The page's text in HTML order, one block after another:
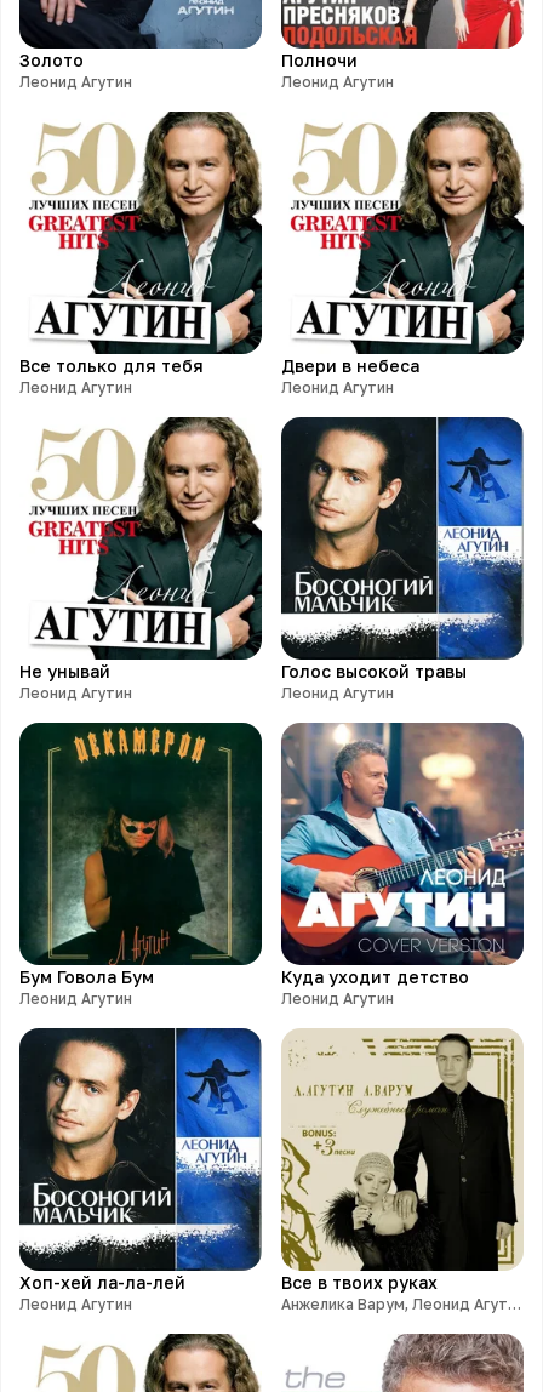
Золото
Леонид Агутин
Полночи
Леонид Агутин
Все только для тебя
Леонид Агутин
Двери в небеса
Леонид Агутин
Не унывай
Леонид Агутин
Голос высокой травы
Леонид Агутин
Бум Говола Бум
Леонид Агутин
Куда уходит детство
Леонид Агутин
Хоп-хей ла-ла-лей
Леонид Агутин
Все в твоих руках
Анжелика Варум, Леонид Агутин